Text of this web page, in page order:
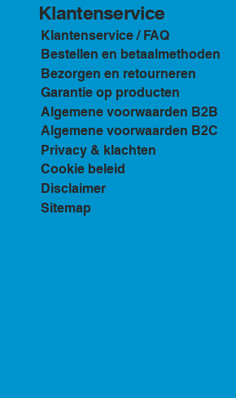
Klantenservice
Klantenservice / FAQ
Bestellen en betaalmethoden
Bezorgen en retourneren
Garantie op producten
Algemene voorwaarden B2B
Algemene voorwaarden B2C
Privacy & klachten
Cookie beleid
Disclaimer
Sitemap